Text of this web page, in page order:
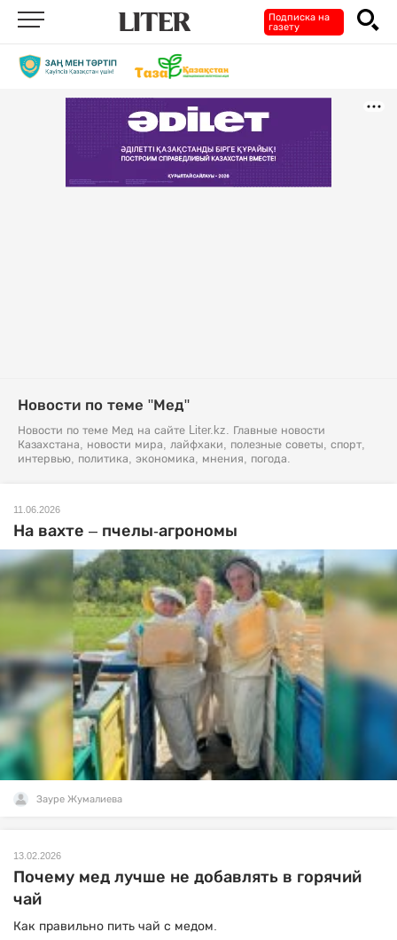
Подписка на
газету
Новости по теме "Мед"
Новости по теме Мед на сайте Liter.kz. Главные новости
Казахстана, новости мира, лайфхаки, полезные советы, спорт,
интервью, политика, экономика, мнения, погода.
11.06.2026
На вахте – пчелы-агрономы
Зауре Жумалиева
13.02.2026
Почему мед лучше не добавлять в горячий
чай
Как правильно пить чай с медом.